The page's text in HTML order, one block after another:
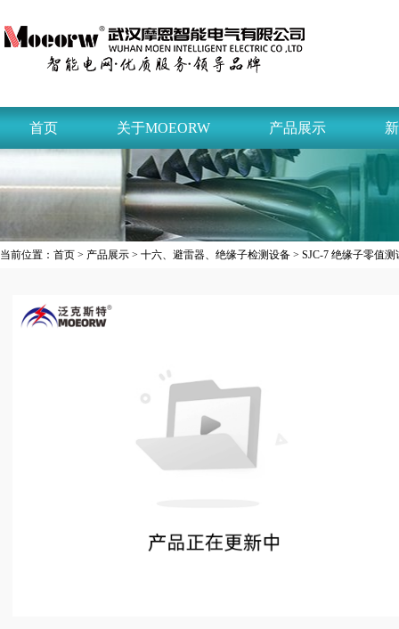
首页 关于MOEORW 产品展示
当前位置： 首页 > 产品展示 > 十六、避雷器、绝缘子检测设备 > SJC-7 绝缘子零值测